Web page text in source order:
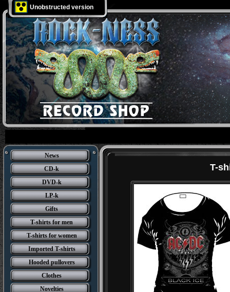
Unobstructed version
News
CD-k
DVD-k
LP-k
Gifts
T-shirts for men
T-shirts for women
Imported T-shirts
Hooded pullovers
Clothes
Novelties
T-